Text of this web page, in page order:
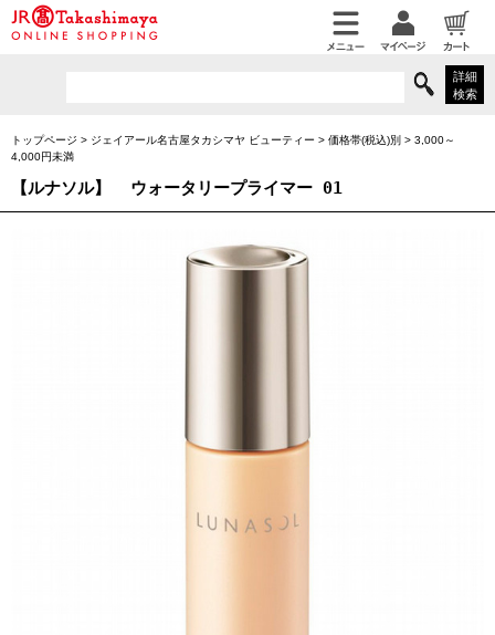
詳細
検索
トップページ > ジェイアール名古屋タカシマヤ ビューティー > 価格帯(税込)別 > 3,000～
4,000円未満
【ルナソル】 ウォータリープライマー 01